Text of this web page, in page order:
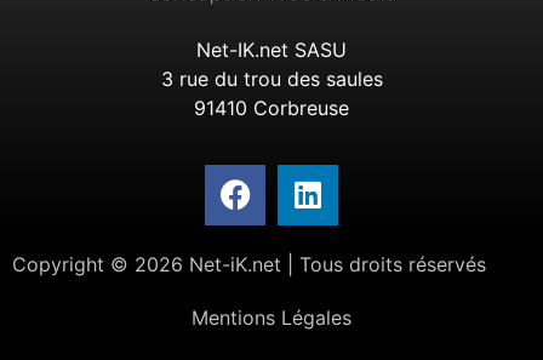
Net-IK.net SASU
3 rue du trou des saules
91410 Corbreuse
Copyright © 2026 Net-iK.net | Tous droits réservés
Mentions Légales